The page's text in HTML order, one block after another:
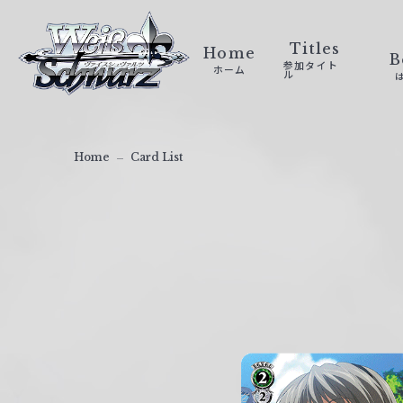
ァ
Home
ホーム
Titles
参加タイト
ル
Home Card List